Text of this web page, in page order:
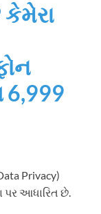
કેમેરા
6,999
Privacy)
પર આધારિત છે.